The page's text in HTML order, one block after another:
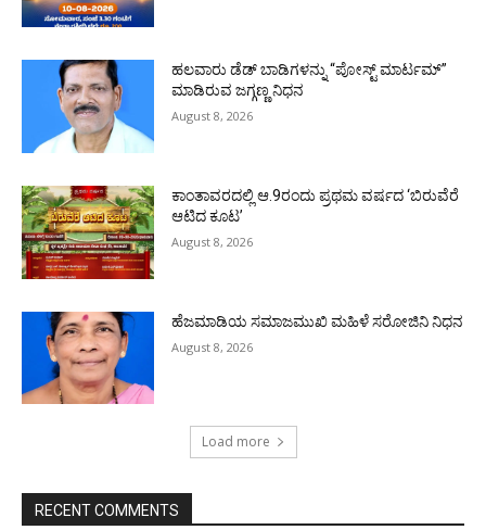
ಹಲವಾರು ಡೆಡ್ ಬಾಡಿಗಳನ್ನು “ಪೋಸ್ಟ್ ಮಾರ್ಟಮ್”
ಮಾಡಿರುವ ಜಗ್ಗಣ್ಣ ನಿಧನ
August 8, 2026
ಕಾಂತಾವರದಲ್ಲಿ ಆ.9ರಂದು ಪ್ರಥಮ ವರ್ಷದ ‘ಬಿರುವೆರೆ
ಆಟಿದ ಕೂಟ’
August 8, 2026
ಹೆಜಮಾಡಿಯ ಸಮಾಜಮುಖಿ ಮಹಿಳೆ ಸರೋಜಿನಿ ನಿಧನ
August 8, 2026
Load more
RECENT COMMENTS